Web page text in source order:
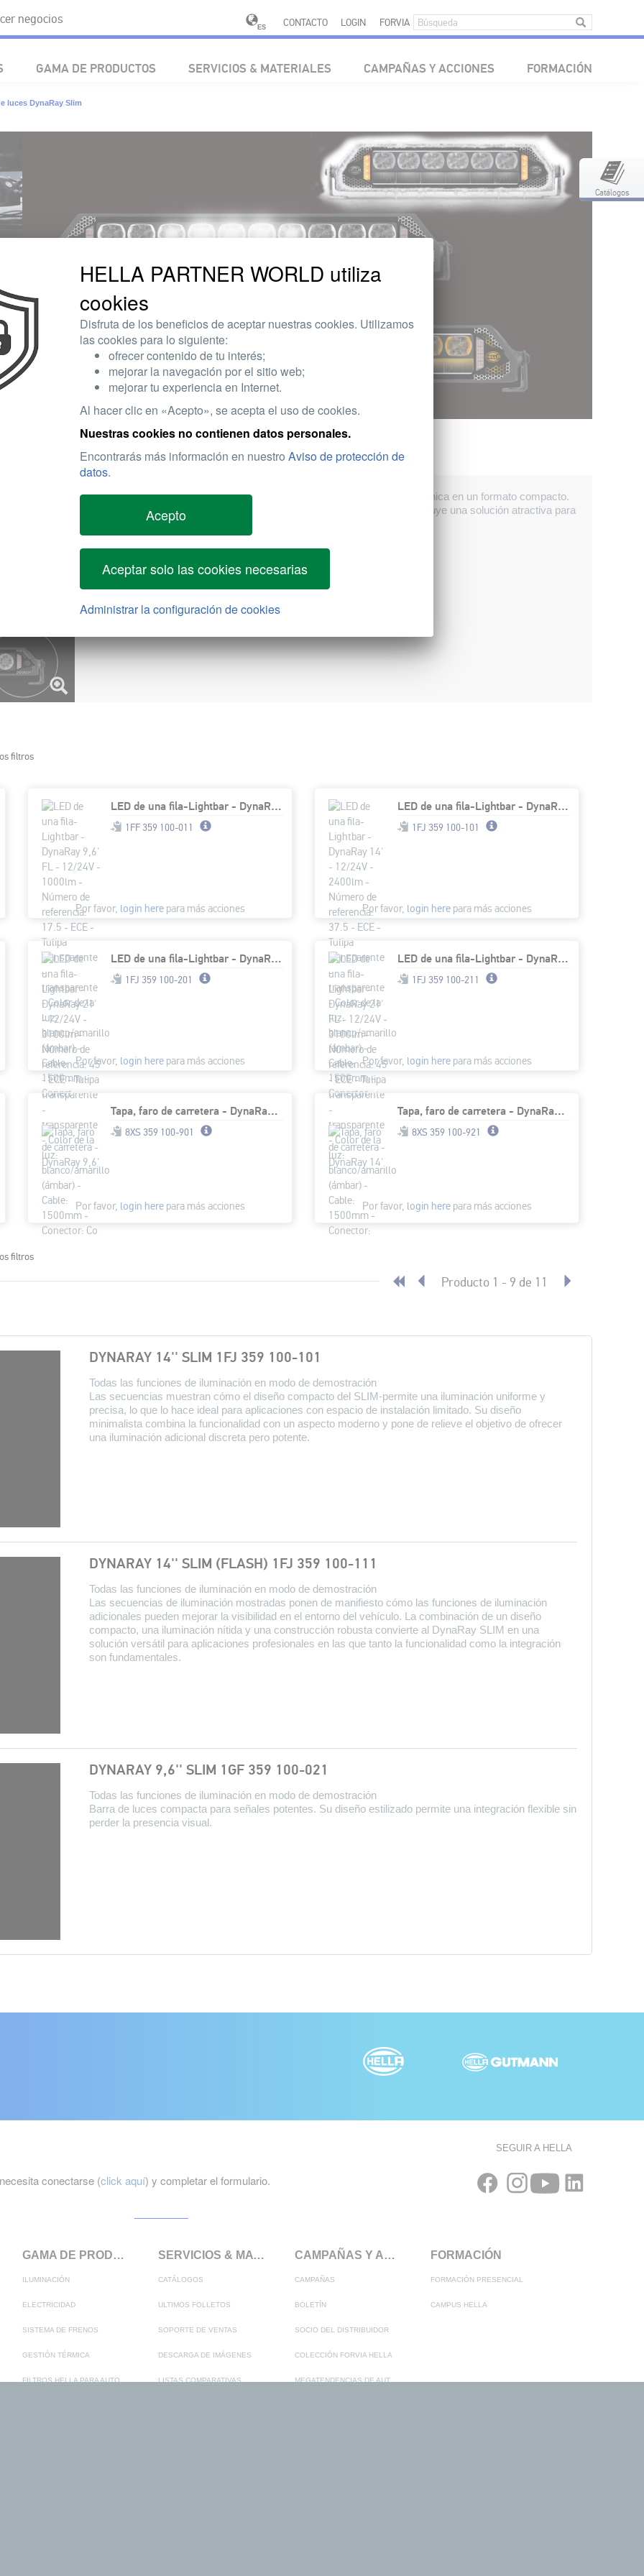
negocios
ES CONTACTO LOGIN FORVIA
GAMA DE PRODUCTOS SERVICIOS & MATERIALES CAMPAÑAS Y ACCIONES FORMACIÓN
luces DynaRay Slim
EN UN FORMATO COMPACTO
La Dynaray Slim, con su diseño estilizado, ofrece una gran potencia lumínica en un formato compacto.
Es fácil de montar, se adapta a espacios reducidos y, por lo tanto, constituye una solución atractiva para
numerosas aplicaciones todoterreno‑ y de vehículos industriales.
Resistente, versátil y elegante: ideal para completar la gama.
filtros
LED de una fila-Lightbar - DynaRay 9,6' FL - 12/24V - 1000lm - Número de referencia: 17.5 - ECE - Tulipa transparente - transparente - Color de la luz: blanco/amarillo (ámbar) - Cable: 1500mm - Conect
1FF 359 100-011
Por favor, login herepara más acciones
LED de una fila-Lightbar - DynaRay 14' - 12/24V - 2400lm - Número de referencia: 37.5 - ECE - Tulipa transparente - transparente - Color de la luz: blanco/amarillo (ámbar) - Cable: 1500mm - Conector:
1FJ 359 100-101
Por favor, login herepara más acciones
LED de una fila-Lightbar - DynaRay 21' - 12/24V - 3100lm - Número de referencia: 45 - ECE - Tulipa transparente - transparente - Color de la luz: blanco/amarillo (ámbar) - Cable: 1500mm - Conector: Co
1FJ 359 100-201
Por favor, login herepara más acciones
LED de una fila-Lightbar - DynaRay 21' FL - 12/24V - 3100lm - Número de referencia: 45 - ECE - Tulipa transparente - transparente - Color de la luz: blanco/amarillo (ámbar) - Cable: 1500mm - Conector:
1FJ 359 100-211
Por favor, login herepara más acciones
Tapa, faro de carretera - DynaRay 9,6'
8XS 359 100-901
Por favor, login herepara más acciones
Tapa, faro de carretera - DynaRay 14'
8XS 359 100-921
Por favor, login herepara más acciones
filtros
Producto 1 - 9 de 11
DYNARAY 14'' SLIM 1FJ 359 100-101
Todas las funciones de iluminación en modo de demostración
Las secuencias muestran cómo el diseño compacto del SLIM‑permite una iluminación uniforme y
precisa, lo que lo hace ideal para aplicaciones con espacio de instalación limitado. Su diseño
minimalista combina la funcionalidad con un aspecto moderno y pone de relieve el objetivo de ofrecer
una iluminación adicional discreta pero potente.
DYNARAY 14'' SLIM (FLASH) 1FJ 359 100-111
Todas las funciones de iluminación en modo de demostración
Las secuencias de iluminación mostradas ponen de manifiesto cómo las funciones de iluminación
adicionales pueden mejorar la visibilidad en el entorno del vehículo. La combinación de un diseño
compacto, una iluminación nítida y una construcción robusta convierte al DynaRay SLIM en una
solución versátil para aplicaciones profesionales en las que tanto la funcionalidad como la integración
son fundamentales.
DYNARAY 9,6'' SLIM 1GF 359 100-021
Todas las funciones de iluminación en modo de demostración
Barra de luces compacta para señales potentes. Su diseño estilizado permite una integración flexible sin
perder la presencia visual.
conectarse (click aquí) y completar el formulario.
SEGUIR A HELLA
GAMA DE PRODUCTOS
ILUMINACIÓN
ELECTRICIDAD
SISTEMA DE FRENOS
GESTIÓN TÉRMICA
SERVICIOS & MATERIALES
CATÁLOGOS
ULTIMOS FOLLETOS
SOPORTE DE VENTAS
DESCARGA DE IMÁGENES
LISTAS COMPARATIVAS
CAMPAÑAS Y ACCIONES
CAMPAÑAS
BOLETÍN
SOCIO DEL DISTRIBUIDOR
COLECCIÓN FORVIA HELLA
MEGATENDENCIAS DE AUTOMOCIÓN
FORMACIÓN
FORMACIÓN PRESENCIAL
CAMPUS HELLA
HELLA PARTNER WORLD utiliza
cookies
Disfruta de los beneficios de aceptar nuestras cookies. Utilizamos
las cookies para lo siguiente:
ofrecer contenido de tu interés;
mejorar la navegación por el sitio web;
mejorar tu experiencia en Internet.
Al hacer clic en «Acepto», se acepta el uso de cookies.
Nuestras cookies no contienen datos personales.
Encontrarás más información en nuestro Aviso de protección de
datos.
Acepto
Aceptar solo las cookies necesarias
Administrar la configuración de cookies
Catálogos